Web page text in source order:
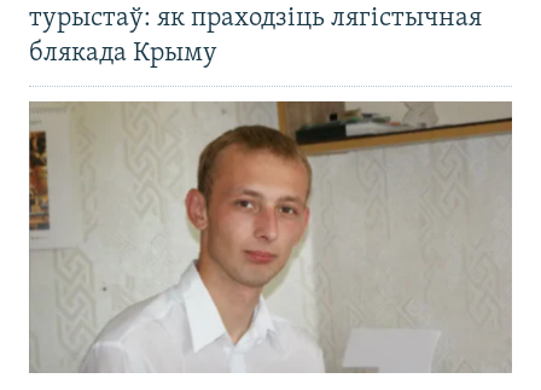
турыстаў: як праходзіць лягістычная
блякада Крыму